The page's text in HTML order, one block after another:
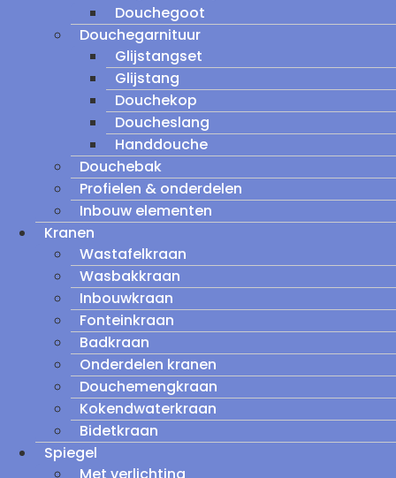
Douchegoot
Douchegarnituur
Glijstangset
Glijstang
Douchekop
Doucheslang
Handdouche
Douchebak
Profielen & onderdelen
Inbouw elementen
Kranen
Wastafelkraan
Wasbakkraan
Inbouwkraan
Fonteinkraan
Badkraan
Onderdelen kranen
Douchemengkraan
Kokendwaterkraan
Bidetkraan
Spiegel
Met verlichting